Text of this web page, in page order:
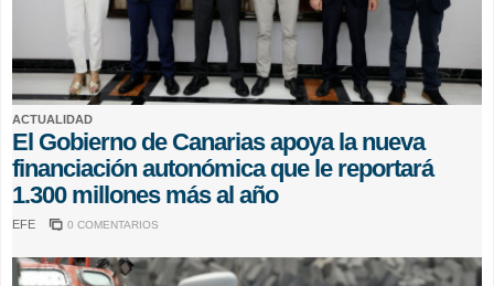
ACTUALIDAD
El Gobierno de Canarias apoya la nueva
financiación autonómica que le reportará
1.300 millones más al año
EFE 0 COMENTARIOS